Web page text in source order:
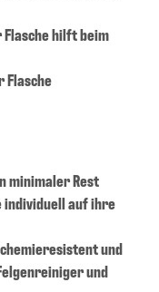
hilft beim
Flasche
minimaler Rest
individuell auf ihre
und
und